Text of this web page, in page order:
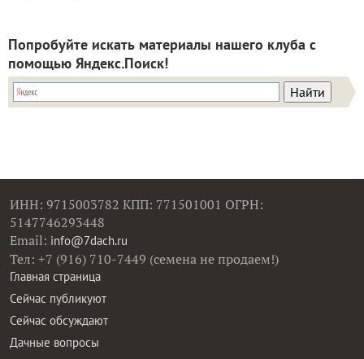
Попробуйте искать материалы нашего клуба с
помощью Яндекс.Поиск!
ИНН: 9715003782 КПП: 771501001 ОГРН:
5147746293448
Email: info@7dach.ru
Тел: +7 (916) 710-7449 (семена не продаем!)
Главная страница
Сейчас публикуют
Сейчас обсуждают
Дачные вопросы